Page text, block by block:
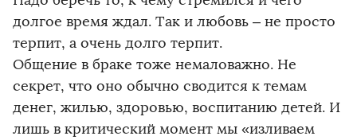
долгое время ждал. Так и любовь – не просто
терпит, а очень долго терпит.
Общение в браке тоже немаловажно. Не
секрет, что оно обычно сводится к темам
денег, жилью, здоровью, воспитанию детей. И
лишь в критический момент мы «изливаем